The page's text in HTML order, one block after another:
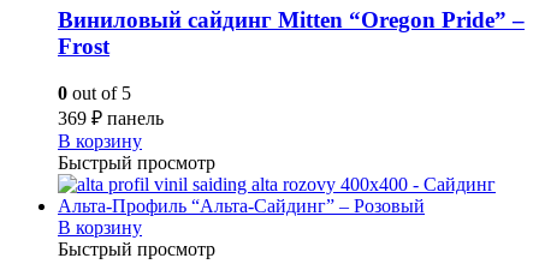
Виниловый сайдинг Mitten “Oregon Pride” –
Frost
0 out of 5
369 ₽ панель
В корзину
Быстрый просмотр
В корзину
Быстрый просмотр